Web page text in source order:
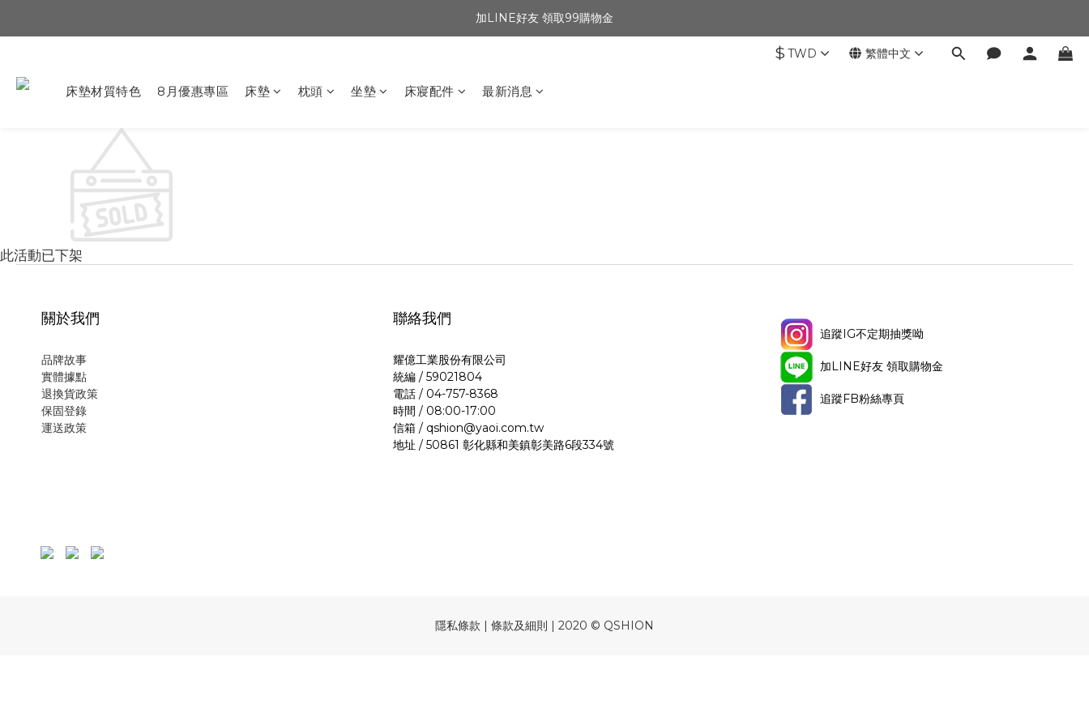
加LINE好友 領取99購物金
$ TWD 繁體中文
床墊材質特色 8月優惠專區 床墊 枕頭 坐墊 床寢配件 最新消息
此活動已下架
關於我們
品牌故事
實體據點
退換貨政策
保固登錄
運送政策
聯絡我們
耀億工業股份有限公司
統編 / 59021804
電話 / 04-757-8368
時間 / 08:00-17:00
信箱 / qshion@yaoi.com.tw
地址 / 50861 彰化縣和美鎮彰美路6段334號
追蹤IG不定期抽獎呦
加LINE好友 領取購物金
追蹤FB粉絲專頁
隱私條款 | 條款及細則 | 2020 © QSHION